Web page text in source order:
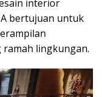
interior
bertujuan untuk
lingkungan.